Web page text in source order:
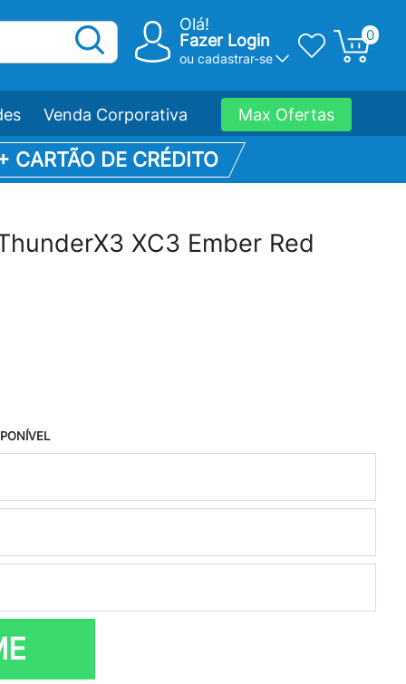
Olá!
Fazer Login
ou cadastrar-se
0
Venda Corporativa Max Ofertas
CARTÃO DE CRÉDITO
XC3 Ember Red